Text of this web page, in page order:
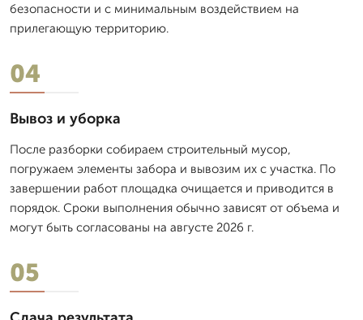
безопасности и с минимальным воздействием на
прилегающую территорию.
04
Вывоз и уборка
После разборки собираем строительный мусор,
погружаем элементы забора и вывозим их с участка. По
завершении работ площадка очищается и приводится в
порядок. Сроки выполнения обычно зависят от объема и
могут быть согласованы на августе 2026 г.
05